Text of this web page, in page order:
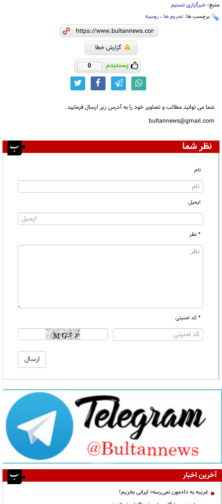
منبع: خبرگزاری تسنیم
برچسب ها: تحریم ها ، روسیه
گزارش خطا
پسندیدم 0
شما می توانید مطالب و تصاویر خود را به آدرس زیر ارسال فرمایید.
bultannews@gmail.com
نظر شما
نام
ایمیل
* نظر
* کد امنیتی
آخرین اخبار
غریبه به دادمون نمی‌رسه؛ ایرانی بخریم!